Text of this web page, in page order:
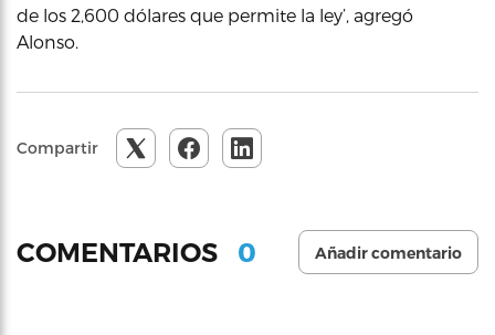
de los 2,600 dólares que permite la ley’, agregó
Alonso.
Compartir
COMENTARIOS 0 Añadir comentario